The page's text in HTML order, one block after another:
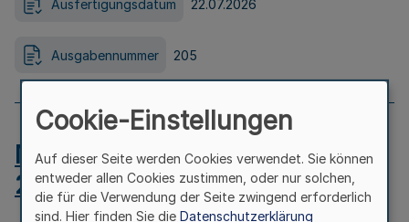
Ausfertigungsdatum 22.07.2026
Ausgabennummer 205
MB.NRW 2026 Nr. 204 vom
24.07.2026
Cookie-Einstellungen
Auf dieser Seite werden Cookies verwendet. Sie können
entweder allen Cookies zustimmen, oder nur solchen,
die für die Verwendung der Seite zwingend erforderlich
sind. Hier finden Sie die Datenschutzerklärung